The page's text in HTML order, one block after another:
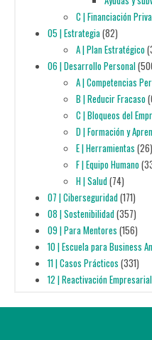
C | Financiación
05 | Estrategia(82)
A | Plan Estratégico
06 | Desarrollo Personal
A | Competencias
B | Reducir Fracaso
C | Bloqueos del
D | Formación y
E | Herramientas (26)
F | Equipo Humano
H | Salud(74)
07 | Ciberseguridad(171)
08 | Sostenibilidad(357)
09 | Para Mentores (156)
10 | Escuela para Business
11 | Casos Prácticos (331)
12 | Reactivación Empresarial